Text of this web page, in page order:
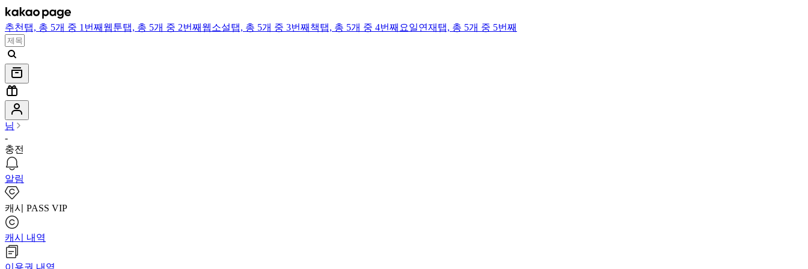
추천 탭, 총 5개 중 1번째 웹툰탭, 총 5개 중 2번째 웹소설탭, 총 5개 중 3번째 책탭, 총 5개 중 4번째 요일연재 탭, 총 5개 중 5번째
님
-
충전
알림
캐시 PASS VIP
캐시 내역
이용권 내역